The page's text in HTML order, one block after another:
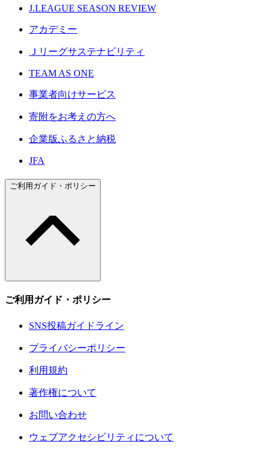
J.LEAGUE SEASON REVIEW
アカデミー
Ｊリーグサステナビリティ
TEAM AS ONE
事業者向けサービス
寄附をお考えの方へ
企業版ふるさと納税
JFA
ご利用ガイド・ポリシー
ご利用ガイド・ポリシー
SNS投稿ガイドライン
プライバシーポリシー
利用規約
著作権について
お問い合わせ
ウェブアクセシビリティについて